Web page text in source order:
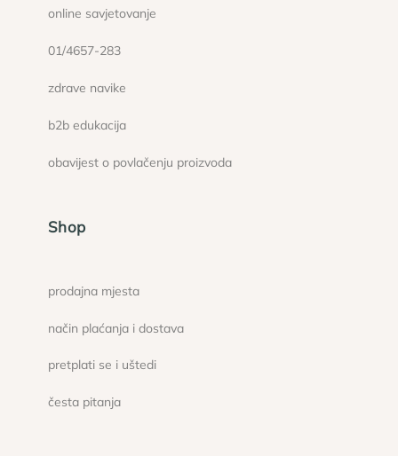
online savjetovanje
01/4657-283
zdrave navike
b2b edukacija
obavijest o povlačenju proizvoda
Shop
prodajna mjesta
način plaćanja i dostava
pretplati se i uštedi
česta pitanja